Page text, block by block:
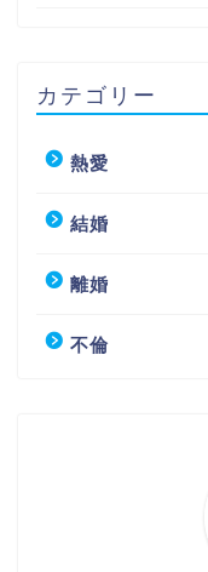
カテゴリー
熱愛
結婚
離婚
不倫